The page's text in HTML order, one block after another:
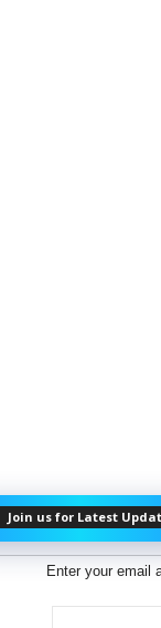
Join us for Latest
Enter your email